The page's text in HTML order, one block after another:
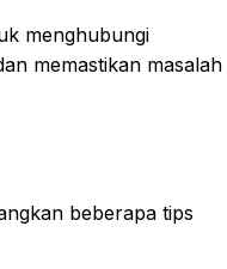
menghubungi
memastikan masalah
beberapa tips